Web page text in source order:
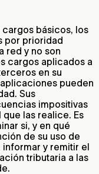
básicos, los
por prioridad
red y no son
cargos aplicados a
en su
pueden
Sus
impositivas
las realice. Es
si, y en qué
de su uso de
y remitir el
tributaria a las